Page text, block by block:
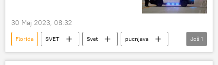
30 Maj 2023, 08:32
Florida SVET Svet
pucnjava
SAD
Još 1